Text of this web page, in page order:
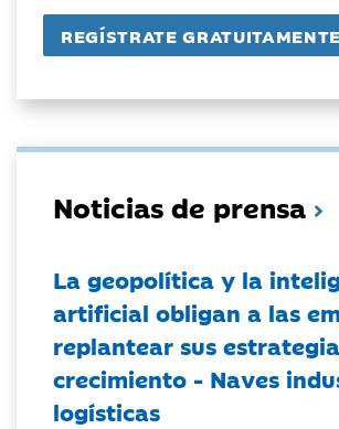
Noticias de prensa
La geopolítica y la
artificial obligan a las
replantear sus
crecimiento - Naves
logísticas